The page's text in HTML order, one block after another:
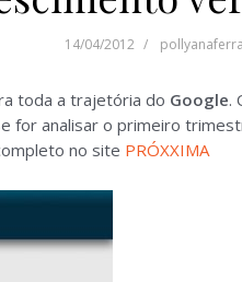
14/04/2012
toda a trajetória do Google.
for analisar o primeiro
no site PRÓXXIMA